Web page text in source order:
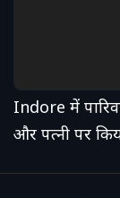
Indore में
और पत्नी पर